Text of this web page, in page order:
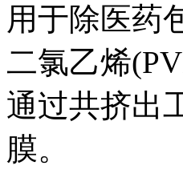
用于除医药
二氯乙烯
通过共挤出
膜。